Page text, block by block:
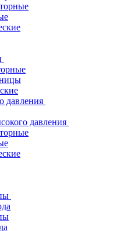
давления
давления